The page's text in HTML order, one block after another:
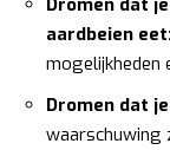
Dromen dat
aardbeien
mogelijkheden
Dromen dat
waarschuwing